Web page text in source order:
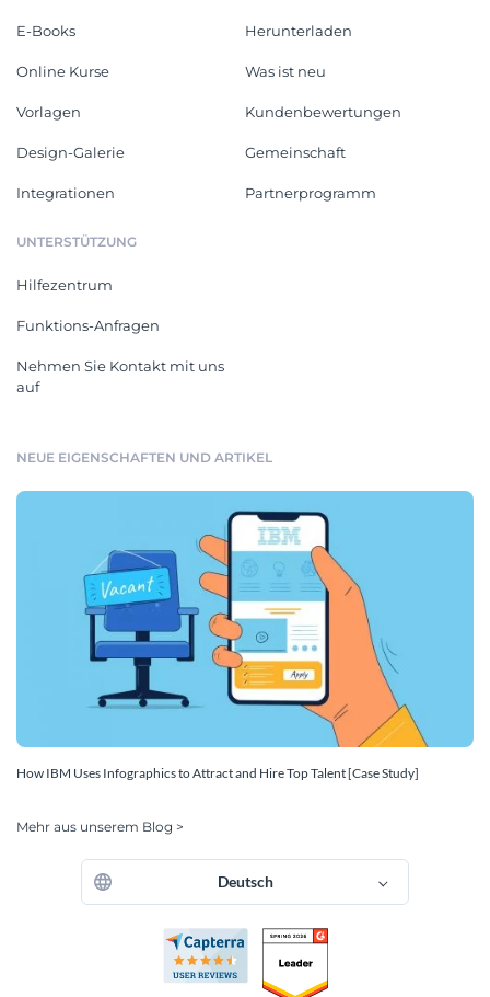
E-Books
Online Kurse
Vorlagen
Design-Galerie
Integrationen
Herunterladen
Was ist neu
Kundenbewertungen
Gemeinschaft
Partnerprogramm
UNTERSTÜTZUNG
Hilfezentrum
Funktions-Anfragen
Nehmen Sie Kontakt mit uns
auf
NEUE EIGENSCHAFTEN UND ARTIKEL
How IBM Uses Infographics to Attract and Hire Top Talent [Case Study]
Mehr aus unserem Blog >
Deutsch